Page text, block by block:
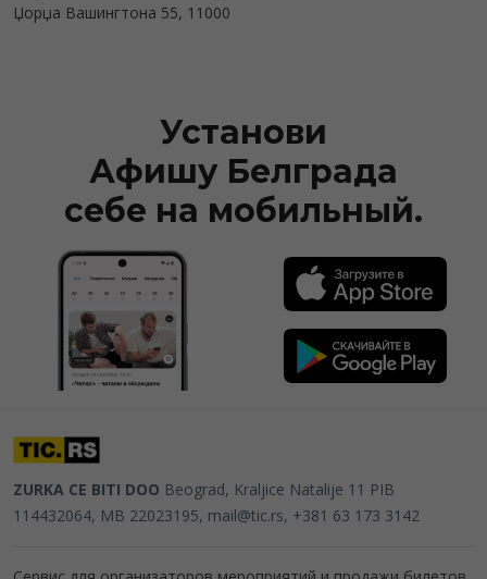
Џорџа Вашингтона 55, 11000
Установи
Афишу Белграда
себе на мобильный.
ZURKA CE BITI DOO Beograd, Kraljice Natalije 11 PIB
114432064, MB 22023195, mail@tic.rs, +381 63 173 3142